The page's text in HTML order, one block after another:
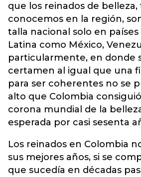
que los reinados de
conocemos en la región,
talla nacional solo en países
Latina como México,
particularmente, en donde
certamen al igual que una
para ser coherentes no se
alto que Colombia
corona mundial de la
esperada por casi sesenta
Los reinados en Colombia
sus mejores años, si se
que sucedía en décadas